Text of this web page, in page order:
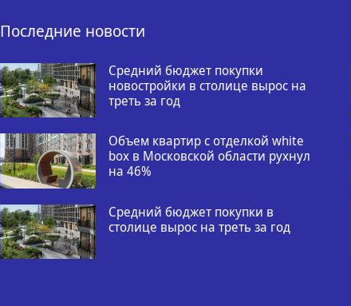
Последние новости
Средний бюджет покупки
новостройки в столице вырос на
треть за год
Объем квартир с отделкой white
box в Московской области рухнул
на 46%
Средний бюджет покупки в
столице вырос на треть за год